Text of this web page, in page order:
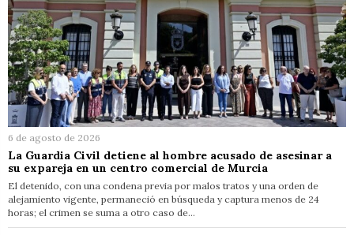
6 de agosto de 2026
La Guardia Civil detiene al hombre acusado de asesinar a
su expareja en un centro comercial de Murcia
El detenido, con una condena previa por malos tratos y una orden de
alejamiento vigente, permaneció en búsqueda y captura menos de 24
horas; el crimen se suma a otro caso de…